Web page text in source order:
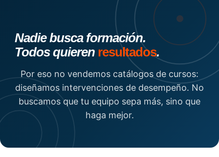
Nadie busca formación.
Todos quieren resultados.
Por eso no vendemos catálogos de cursos:
diseñamos intervenciones de desempeño. No
buscamos que tu equipo sepa más, sino que
haga mejor.